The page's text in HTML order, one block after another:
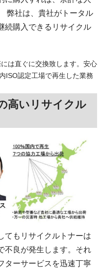
弊社は、貴社がトータル
続購入できるリサイクル
は直ぐに交換致します。安心
ISO認定工場で再生した業務
高いリサイクル
てもリサイクルトナーは
不良が発生します。それ
ターサービスを迅速丁寧